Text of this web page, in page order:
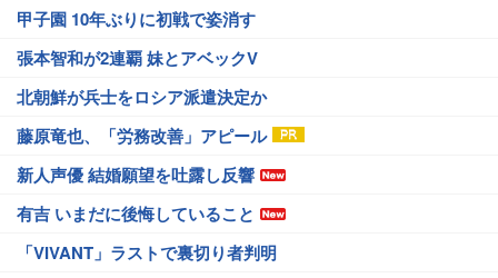
甲子園 10年ぶりに初戦で姿消す
張本智和が2連覇 妹とアベックV
北朝鮮が兵士をロシア派遣決定か
藤原竜也、「労務改善」アピール
新人声優 結婚願望を吐露し反響
有吉 いまだに後悔していること
「VIVANT」ラストで裏切り者判明